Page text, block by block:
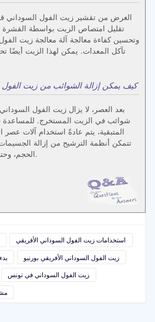
الغرض من تقشير زيت الفول السوداني
تقليل امتصاص الزيت بواسطة القشرة
وتحسين كفاءة معالجة آلة معالجة زيت
تآكل المعدات. يمكن لهذا الزيت أيضًا
كيف يمكن إزالة الشوائب من زيت الفول
بعد العصر، لا يزال زيت الفول
شوائب في الزيت المستخرج. للمساعدة
المتبقية، يتم عادةً استخدام آلات عصر
تتمكن أنظمة الترشيح من إزالة الجسيمات
الحجم، وحتى الماء من الزيت.
استخدامات زيت الفول السوداني الأفريقي
زيت الفول السوداني الأفريقي بورنيو
زيت الفول السوداني في تونس